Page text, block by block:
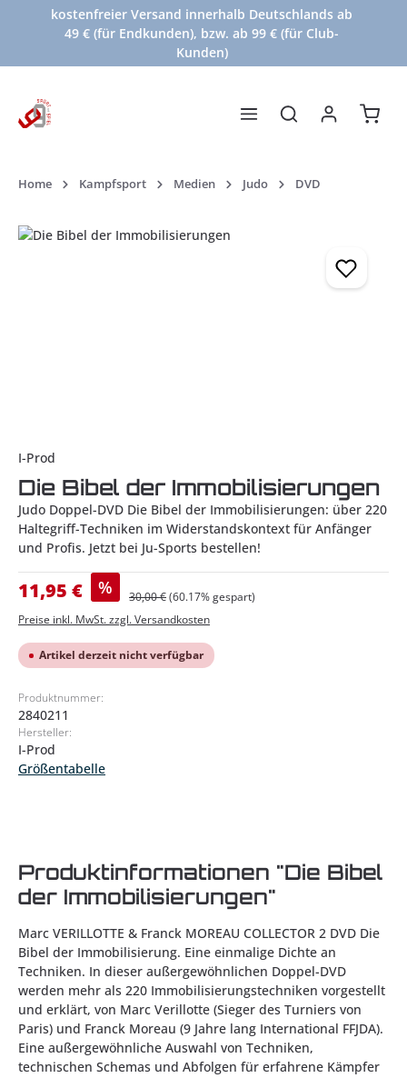
Zum Hauptinhalt springen
kostenfreier Versand innerhalb Deutschlands ab
49 € (für Endkunden), bzw. ab 99 € (für Club-
Kunden)
Home Kampfsport Medien Judo DVD
Bildergalerie überspringen
I-Prod
Die Bibel der Immobilisierungen
Judo Doppel-DVD Die Bibel der Immobilisierungen: über 220
Haltegriff-Techniken im Widerstandskontext für Anfänger
und Profis. Jetzt bei Ju-Sports bestellen!
Verkaufspreis:
11,95 € % Regulärer Preis:
30,00 €(60.17% gespart)
Preise inkl. MwSt. zzgl. Versandkosten
Artikel derzeit nicht verfügbar
Produktnummer:
2840211
Hersteller:
I-Prod
Größentabelle
Produktinformationen "Die Bibel
der Immobilisierungen"
Marc VERILLOTTE & Franck MOREAU COLLECTOR 2 DVD Die
Bibel der Immobilisierung. Eine einmalige Dichte an
Techniken. In dieser außergewöhnlichen Doppel-DVD
werden mehr als 220 Immobilisierungstechniken vorgestellt
und erklärt, von Marc Verillotte (Sieger des Turniers von
Paris) und Franck Moreau (9 Jahre lang International FFJDA).
Eine außergewöhnliche Auswahl von Techniken,
technischen Schemas und Abfolgen für erfahrene Kämpfer